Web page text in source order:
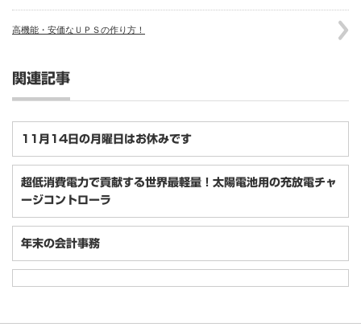
高機能・安価なＵＰＳの作り方！
関連記事
11月14日の月曜日はお休みです
超低消費電力で貢献する世界最軽量！太陽電池用の充放電チャ
ージコントローラ
年末の会計事務